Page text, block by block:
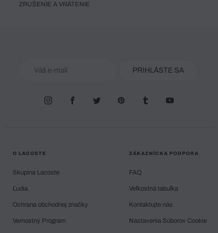
ZRUŠENIE A VRÁTENIE
PRIHLÁSTE SA
O LACOSTE
Skupina Lacoste
Ľudia
Ochrana obchodnej značky
Vernostný Program
ZÁKAZNÍCKA PODPORA
FAQ
Veľkostná tabuľka
Kontaktujte nás
Nastavenia Súborov Cookie